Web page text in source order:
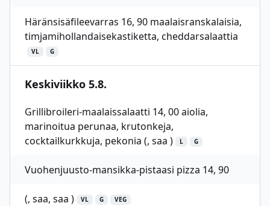
Häränsisäfileevarras 16, 90 maalaisranskalaisia,
timjamihollandaisekastiketta, cheddarsalaattia
VL G
Keskiviikko 5.8.
Grillibroileri-maalaissalaatti 14, 00 aiolia,
marinoitua perunaa, krutonkeja,
cocktailkurkkuja, pekonia (, saa )
L G
Vuohenjuusto-mansikka-pistaasi pizza 14, 90
(, saa, saa ) VL G VEG